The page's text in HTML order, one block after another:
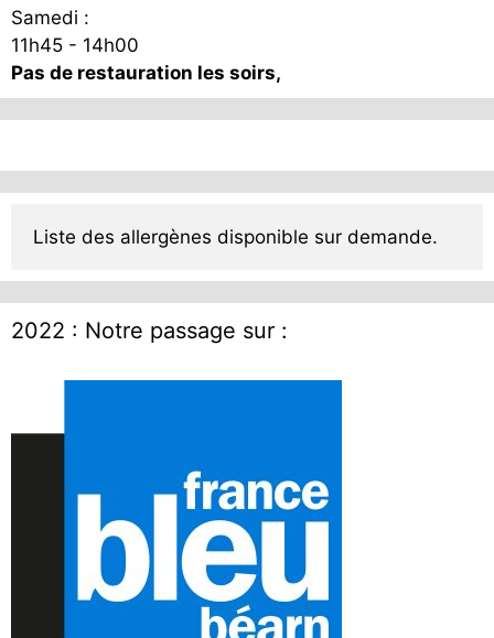
Samedi :
11h45 - 14h00
Pas de restauration les soirs,
Liste des allergènes disponible sur demande.
2022 : Notre passage sur :